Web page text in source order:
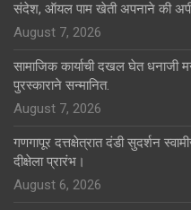
संदेश, ऑयल पाम खेती अपनाने की
August 7, 2026
सामाजिक कार्याची दखल घेत धनाजी
पुरस्काराने सन्मानित.
August 7, 2026
गणगापूर दत्तक्षेत्रात दंडी सुदर्शन
दीक्षेला प्रारंभ।
August 6, 2026